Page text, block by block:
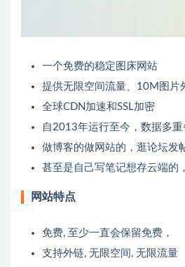
一个免费的稳定图床网站
提供无限空间流量、10M图片
全球CDN加速和SSL加密
自2013年运行至今，数据多
做博客的做网站的，逛论坛发
甚至是自己写笔记想存云端的
网站特点
免费, 至少一直会保留免费，
支持外链, 无限空间, 无限流量